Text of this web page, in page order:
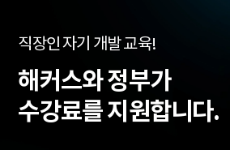
수
료
지
원
과
직장인 자기 개발 교육!
해커스와 정부가
수강료를 지원합니다.